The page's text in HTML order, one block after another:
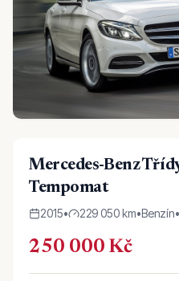
Mercedes-Benz
Tempomat
2015• 229 050 km•Benzín•
250 000 Kč